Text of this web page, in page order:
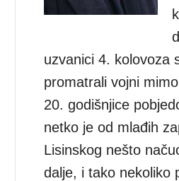
uzvanici 4. kolovoza
promatrali vojni
20. godišnjice
netko je od mlađih
Lisinskog nešto
dalje, i tako nekoliko